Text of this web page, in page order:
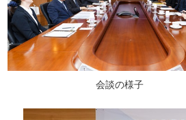
会談の様子